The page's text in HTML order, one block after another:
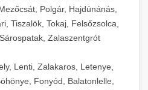
Polgár, Hajdúnánás,
Tiszalök, Tokaj, Felsőzsolca,
Zalaszentgrót
Lenti, Zalakaros, Letenye,
Fonyód, Balatonlelle,